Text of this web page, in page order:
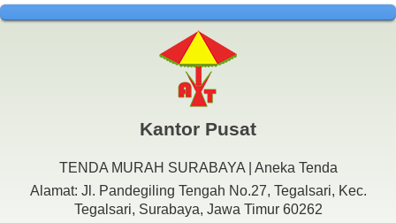
Kantor Pusat
TENDA MURAH SURABAYA | Aneka Tenda
Alamat: Jl. Pandegiling Tengah No.27, Tegalsari, Kec.
Tegalsari, Surabaya, Jawa Timur 60262